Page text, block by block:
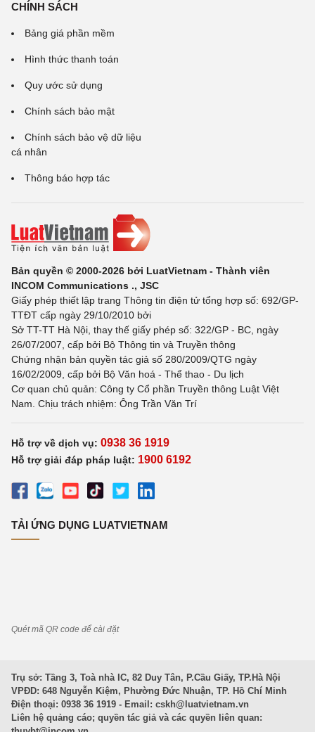
CHÍNH SÁCH
Bảng giá phần mềm
Hình thức thanh toán
Quy ước sử dụng
Chính sách bảo mật
Chính sách bảo vệ dữ liệu
cá nhân
Thông báo hợp tác
Bản quyền © 2000-2026 bởi LuatVietnam - Thành viên
INCOM Communications ., JSC
Giấy phép thiết lập trang Thông tin điện tử tổng hợp số: 692/GP-
TTĐT cấp ngày 29/10/2010 bởi
Sở TT-TT Hà Nội, thay thế giấy phép số: 322/GP - BC, ngày
26/07/2007, cấp bởi Bộ Thông tin và Truyền thông
Chứng nhận bản quyền tác giả số 280/2009/QTG ngày
16/02/2009, cấp bởi Bộ Văn hoá - Thể thao - Du lịch
Cơ quan chủ quản: Công ty Cổ phần Truyền thông Luật Việt
Nam. Chịu trách nhiệm: Ông Trần Văn Trí
Hỗ trợ về dịch vụ: 0938 36 1919
Hỗ trợ giải đáp pháp luật: 1900 6192
TẢI ỨNG DỤNG LUATVIETNAM
Quét mã QR code để cài đặt
Trụ sở: Tầng 3, Toà nhà IC, 82 Duy Tân, P.Cầu Giấy, TP.Hà Nội
VPĐD: 648 Nguyễn Kiệm, Phường Đức Nhuận, TP. Hồ Chí Minh
Điện thoại: 0938 36 1919 - Email: cskh@luatvietnam.vn
Liên hệ quảng cáo; quyền tác giả và các quyền liên quan: